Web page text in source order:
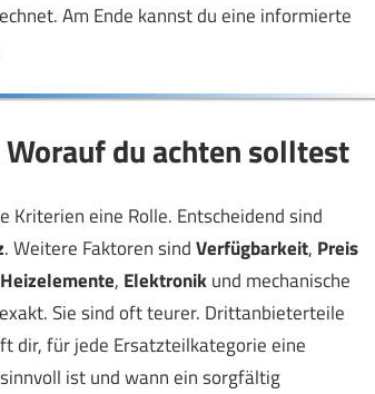
Am Ende kannst du eine informierte
du achten solltest
Kriterien eine Rolle. Entscheidend sind
. Weitere Faktoren sindVerfügbarkeit, Preis
Heizelemente, Elektronikund mechanische
Sie sind oft teurer. Drittanbieterteile
dir, für jede Ersatzteilkategorie eine
ist und wann ein sorgfältig